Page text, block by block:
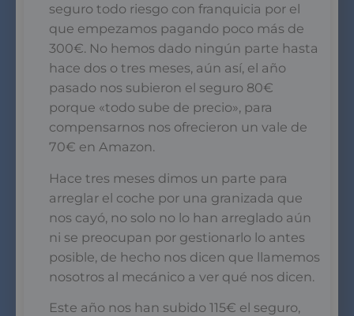
seguro todo riesgo con franquicia por el
que empezamos pagando poco más de
300€. No hemos dado ningún parte hasta
hace dos o tres meses, aún así, el año
pasado nos subieron el seguro 80€
porque «todo sube de precio», para
compensarnos nos ofrecieron un vale de
70€ en Amazon.
Hace tres meses dimos un parte para
arreglar el coche por una granizada que
nos cayó, no solo no lo han arreglado aún
ni se preocupan por gestionarlo lo antes
posible, de hecho nos dicen que llamemos
nosotros al mecánico a ver qué nos dicen.
Este año nos han subido 115€ el seguro,